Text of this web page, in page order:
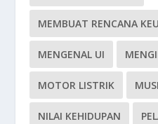
MEMBUAT RENCANA
MENGENAL UI
MOTOR LISTRIK
NILAI KEHIDUPAN